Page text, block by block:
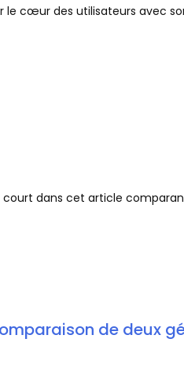
le cœur des utilisateurs avec
court dans cet article
de deux